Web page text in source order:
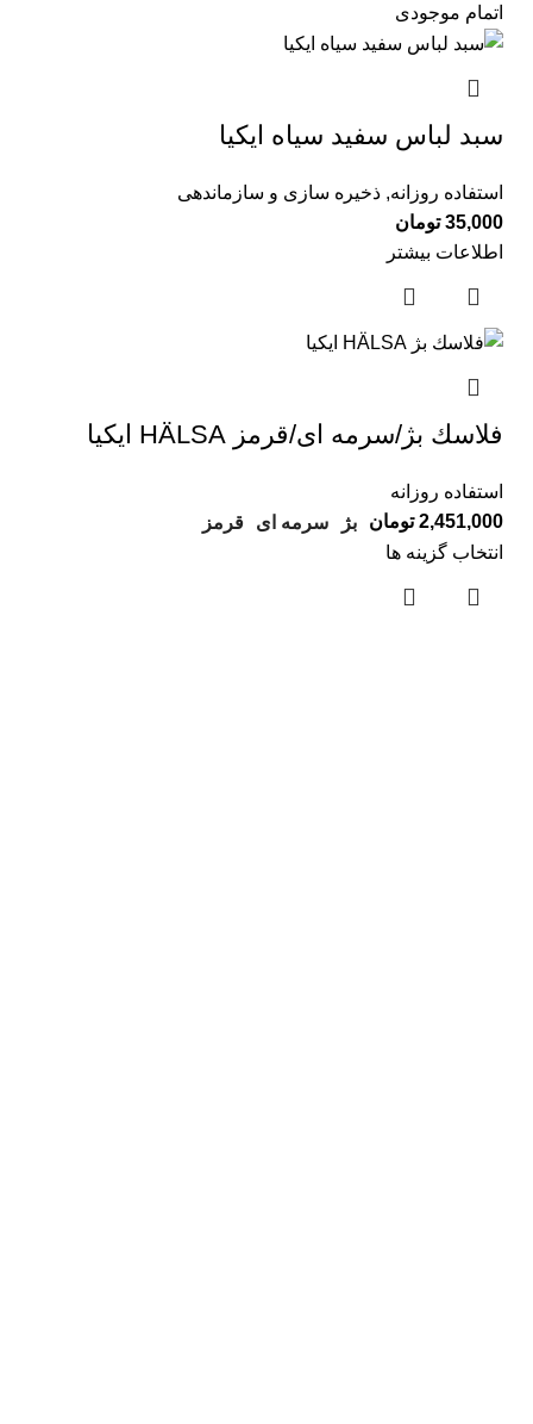
اتمام موجودی
سبد لباس سفيد سياه ايكيا
استفاده روزانه, ذخیره سازی و سازماندهی
35,000 تومان
اطلاعات بیشتر
فلاسك بژ/سرمه ای/قرمز HÄLSA ايكيا
استفاده روزانه
2,451,000 تومان بژ سرمه ای
قرمز
انتخاب گزینه ها